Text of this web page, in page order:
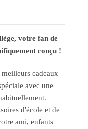
votre fan de
conçu !
cadeaux
avec une
d'école et de
ami, enfants